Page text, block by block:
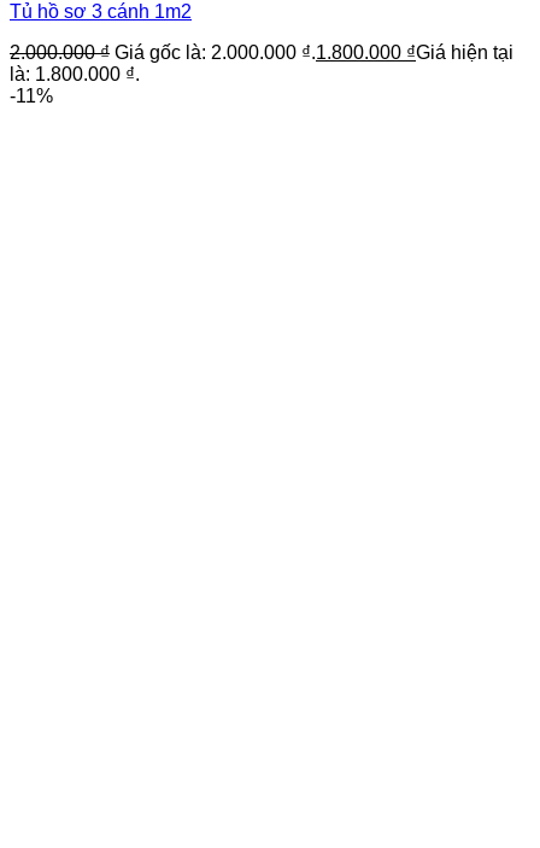
Tủ hồ sơ 3 cánh 1m2
2.000.000₫ Giá gốc là: 2.000.000 ₫.1.800.000 ₫Giá hiện tại
là: 1.800.000 ₫.
-11%